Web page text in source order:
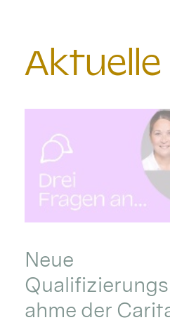
Neue
ahme der